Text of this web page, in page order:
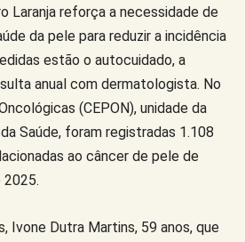
Laranja reforça a necessidade de
da pele para reduzir a incidência
estão o autocuidado, a
anual com dermatologista. No
(CEPON), unidade da
Saúde, foram registradas 1.108
ao câncer de pele de
2025.
Ivone Dutra Martins, 59 anos, que